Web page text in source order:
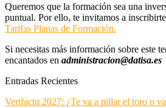
Queremos que la formación sea una
puntual. Por ello, te invitamos a
Tarifas Planas de Formación.
Si necesitas más información sobre este
encantados en administracion@datisa.es
Entradas Recientes
Verifactu 2027: ¿Te va a pillar el toro o